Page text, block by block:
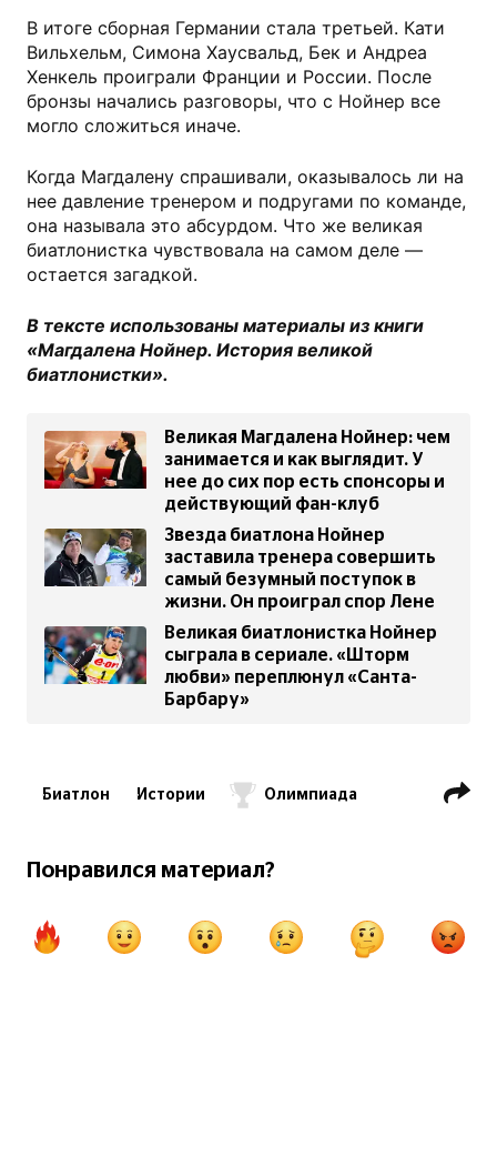
В итоге сборная Германии стала третьей. Кати
Вильхельм, Симона Хаусвальд, Бек и Андреа
Хенкель проиграли Франции и России. После
бронзы начались разговоры, что с Нойнер все
могло сложиться иначе.
Когда Магдалену спрашивали, оказывалось ли на
нее давление тренером и подругами по команде,
она называла это абсурдом. Что же великая
биатлонистка чувствовала на самом деле —
остается загадкой.
В тексте использованы материалы из книги
«Магдалена Нойнер. История великой
биатлонистки».
Великая Магдалена Нойнер: чем
занимается и как выглядит. У
нее до сих пор есть спонсоры и
действующий фан-клуб
Звезда биатлона Нойнер
заставила тренера совершить
самый безумный поступок в
жизни. Он проиграл спор Лене
Великая биатлонистка Нойнер
сыграла в сериале. «Шторм
любви» переплюнул «Санта-
Барбару»
Биатлон Истории Олимпиада
Понравился материал?